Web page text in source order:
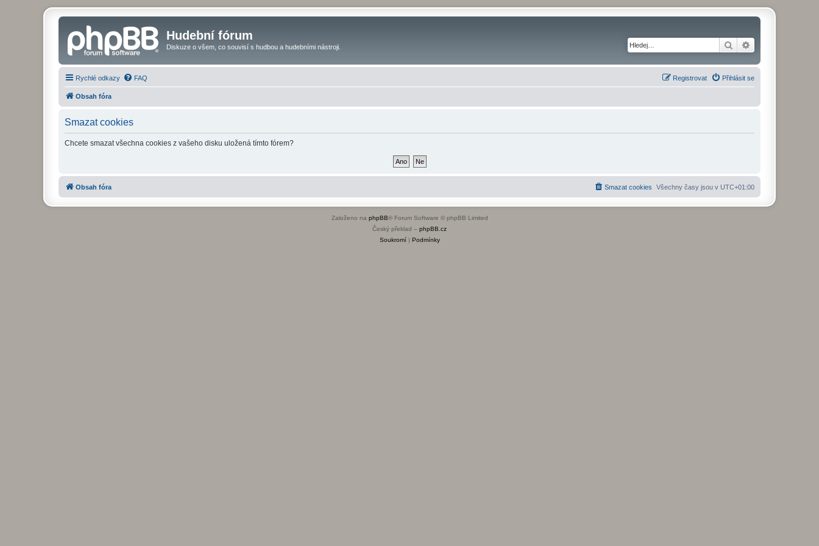
Hudební fórum
Diskuze o všem, co souvisí s hudbou a hudebními nástroji. Hledat
Rychlé odkazy FAQ Přihlásit se
Registrovat
Obsah fóra
Smazat cookies
Chcete smazat všechna cookies z vašeho disku uložená tímto fórem?
Obsah fóra Všechny časy jsou v UTC+01:00
Smazat cookies
Založeno na phpBB® Forum Software © phpBB Limited
Český překlad – phpBB.cz
Soukromí| Podmínky